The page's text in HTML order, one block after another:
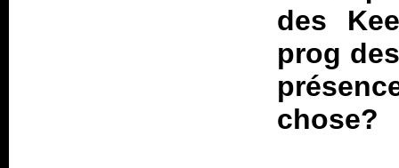
des
prog
chose?